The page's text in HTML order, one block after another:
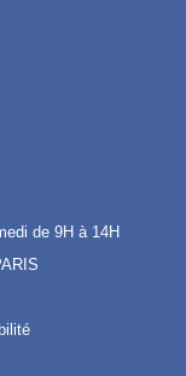
de 9H à 14H